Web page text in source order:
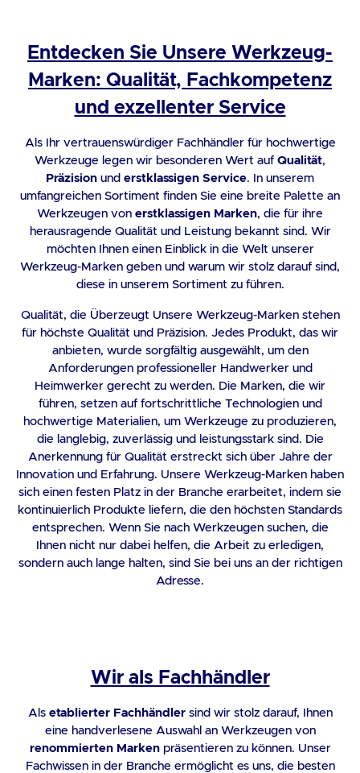
Entdecken Sie Unsere Werkzeug-
Marken: Qualität, Fachkompetenz
und exzellenter Service
Als Ihr vertrauenswürdiger Fachhändler für hochwertige
Werkzeuge legen wir besonderen Wert auf Qualität,
Präzision und erstklassigen Service. In unserem
umfangreichen Sortiment finden Sie eine breite Palette an
Werkzeugen von erstklassigen Marken, die für ihre
herausragende Qualität und Leistung bekannt sind. Wir
möchten Ihnen einen Einblick in die Welt unserer
Werkzeug-Marken geben und warum wir stolz darauf sind,
diese in unserem Sortiment zu führen.
Qualität, die Überzeugt Unsere Werkzeug-Marken stehen
für höchste Qualität und Präzision. Jedes Produkt, das wir
anbieten, wurde sorgfältig ausgewählt, um den
Anforderungen professioneller Handwerker und
Heimwerker gerecht zu werden. Die Marken, die wir
führen, setzen auf fortschrittliche Technologien und
hochwertige Materialien, um Werkzeuge zu produzieren,
die langlebig, zuverlässig und leistungsstark sind. Die
Anerkennung für Qualität erstreckt sich über Jahre der
Innovation und Erfahrung. Unsere Werkzeug-Marken haben
sich einen festen Platz in der Branche erarbeitet, indem sie
kontinuierlich Produkte liefern, die den höchsten Standards
entsprechen. Wenn Sie nach Werkzeugen suchen, die
Ihnen nicht nur dabei helfen, die Arbeit zu erledigen,
sondern auch lange halten, sind Sie bei uns an der richtigen
Adresse.
Wir als Fachhändler
Alsetablierter Fachhändler sind wir stolz darauf, Ihnen
eine handverlesene Auswahl an Werkzeugen von
renommierten Markenpräsentieren zu können. Unser
Fachwissen in der Branche ermöglicht es uns, die besten